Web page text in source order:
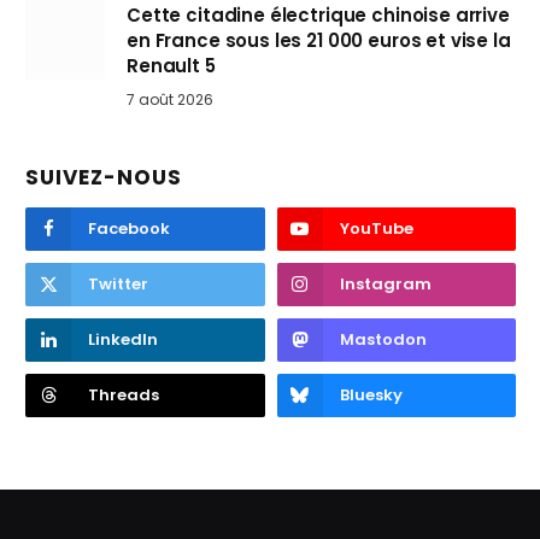
Cette citadine électrique chinoise arrive
en France sous les 21 000 euros et vise la
Renault 5
7 août 2026
SUIVEZ-NOUS
Facebook YouTube
Twitter Instagram
LinkedIn Mastodon
Threads Bluesky